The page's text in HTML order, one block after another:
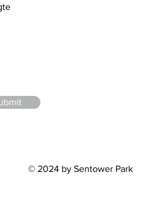
© 2024 by Sentower Park